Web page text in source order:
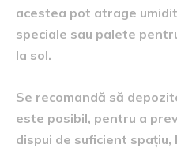
acestea pot atrage
speciale sau palete
la sol.
Se recomandă să
este posibil, pentru a
dispui de suficient